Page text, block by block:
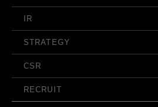
IR
STRATEGY
CSR
RECRUIT